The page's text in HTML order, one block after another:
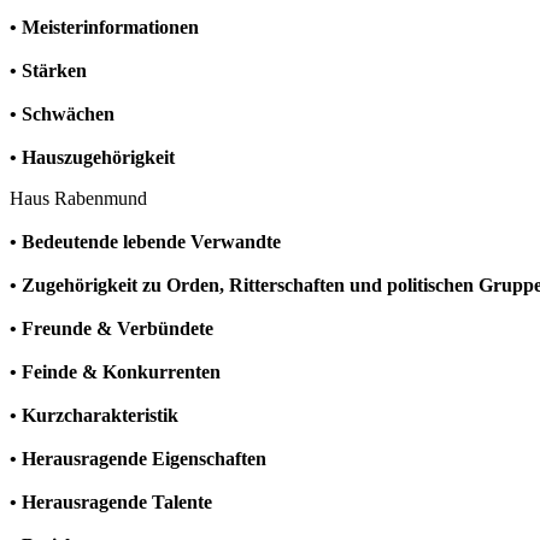
• Meisterinformationen
• Stärken
• Schwächen
• Hauszugehörigkeit
Haus Rabenmund
• Bedeutende lebende Verwandte
• Zugehörigkeit zu Orden, Ritterschaften und politischen
• Freunde & Verbündete
• Feinde & Konkurrenten
• Kurzcharakteristik
• Herausragende Eigenschaften
• Herausragende Talente